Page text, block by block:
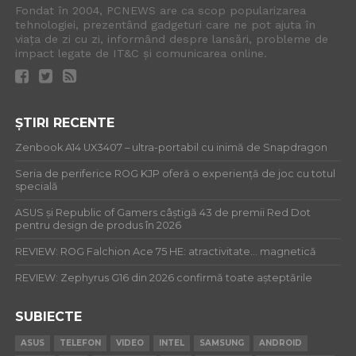
Fondat în 2004, PCNEWS are ca scop popularizarea
tehnologiei, prezentând gadgeturi care ne pot ajuta în
viața de zi cu zi, informând despre lansări, probleme de
impact legate de IT&C și comunicarea online.
ȘTIRI RECENTE
Zenbook A14 UX3407 – ultra-portabil cu inimă de Snapdragon
Seria de periferice ROG KJP oferă o experiență de joc cu totul
specială
ASUS și Republic of Gamers câștigă 43 de premii Red Dot
pentru design de produs în 2026
REVIEW: ROG Falchion Ace 75 HE: atractivitate… magnetică
REVIEW: Zephyrus G16 din 2026 confirmă toate așteptările
SUBIECTE
ASUS TELEFON VIDEO INTEL SAMSUNG ANDROID